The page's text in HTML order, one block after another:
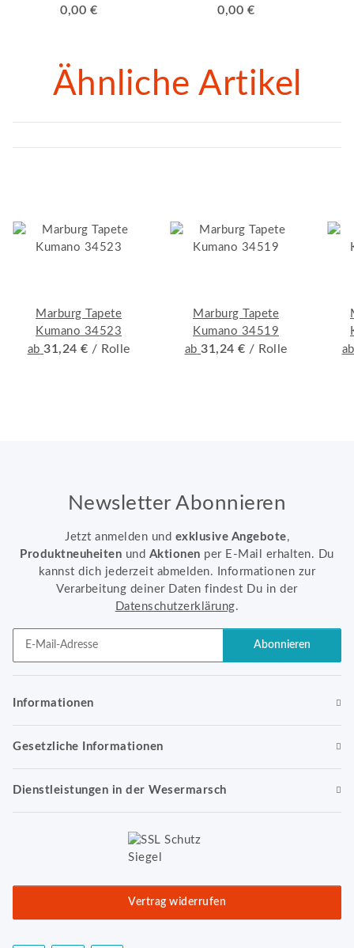
0,00 € 0,00 €
Ähnliche Artikel
Marburg Tapete
Kumano 34523
ab 31,24 € / Rolle
Marburg Tapete
Kumano 34519
ab 31,24 € / Rolle
ab
Newsletter Abonnieren
Jetzt anmelden und exklusive Angebote,
Produktneuheiten und Aktionen per E-Mail erhalten. Du
kannst dich jederzeit abmelden. Informationen zur
Verarbeitung deiner Daten findest Du in der
Datenschutzerklärung.
Abonnieren
Informationen
Gesetzliche Informationen
Dienstleistungen in der Wesermarsch
Vertrag widerrufen